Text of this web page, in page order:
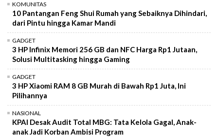
KOMUNITAS
10 Pantangan Feng Shui Rumah yang Sebaiknya Dihindari,
dari Pintu hingga Kamar Mandi
GADGET
3 HP Infinix Memori 256 GB dan NFC Harga Rp1 Jutaan,
Solusi Multitasking hingga Gaming
GADGET
3 HP Xiaomi RAM 8 GB Murah di Bawah Rp1 Juta, Ini
Pilihannya
NASIONAL
KPAI Desak Audit Total MBG: Tata Kelola Gagal, Anak-
anak Jadi Korban Ambisi Program